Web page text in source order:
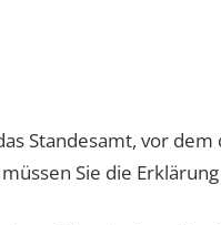
Standesamt, vor dem
Sie die